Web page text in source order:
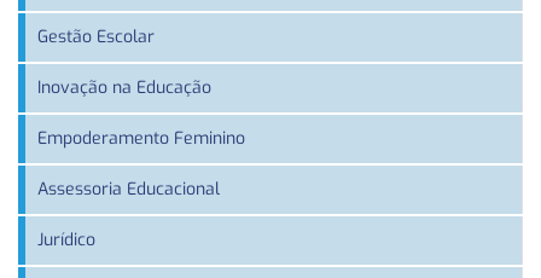
Gestão Escolar
Inovação na Educação
Empoderamento Feminino
Assessoria Educacional
Jurídico